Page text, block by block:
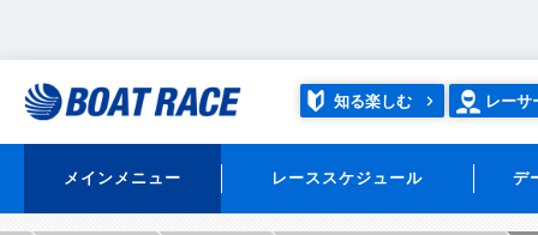
知る楽しむ レーサ
メインメニュー レーススケジュール デ